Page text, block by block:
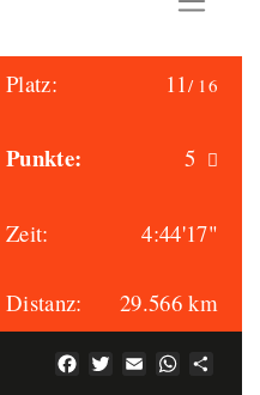
Platz: 11 / 16
Punkte: 5
Zeit: 4:44'17"
Distanz:29.566 km
Facebook
TwitterEmail